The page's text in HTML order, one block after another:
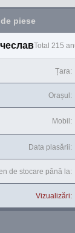
piese
Total 215
Țara:
Data plasării:
Orașul:
de stocare până la:
Mobil:
Vizualizări: